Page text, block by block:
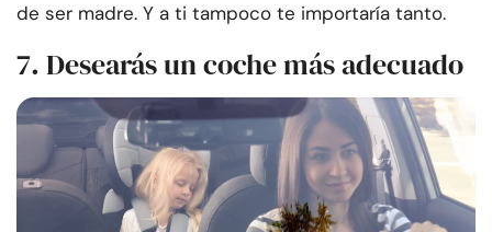
de ser madre. Y a ti tampoco te importaría tanto.
7. Desearás un coche más adecuado